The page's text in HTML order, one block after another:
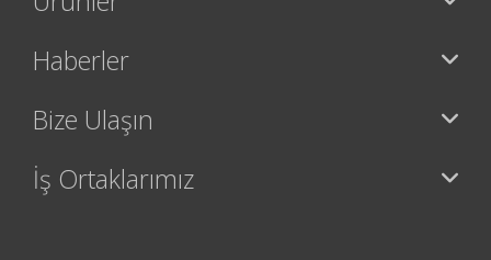
Haberler
Bize Ulaşın
İş Ortaklarımız